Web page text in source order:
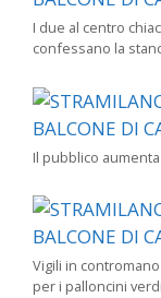
I due al centro
confessano la
Il pubblico
Vigili in
per i palloncini verdi